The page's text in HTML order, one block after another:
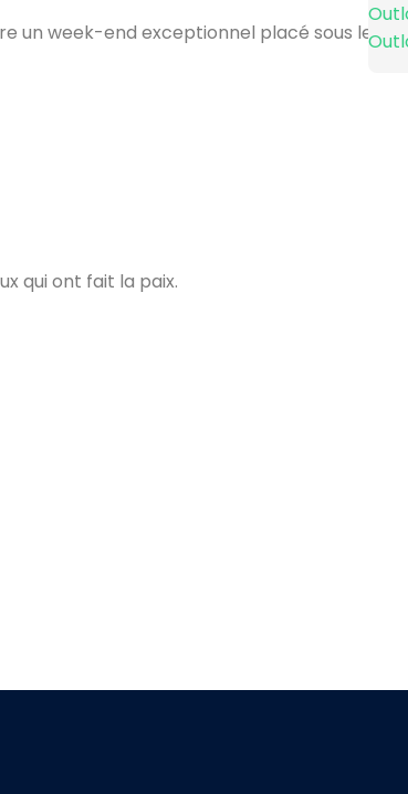
un week-end exceptionnel placé sous le
qui ont fait la paix.